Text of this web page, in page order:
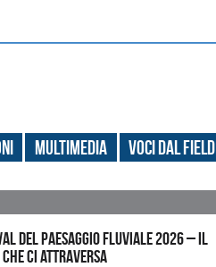
Multimedia Voci dal field
del Paesaggio Fluviale 2026 – Il
che ci attraversa